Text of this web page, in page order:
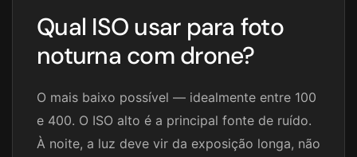
Qual ISO usar para foto
noturna com drone?
O mais baixo possível — idealmente entre 100
e 400. O ISO alto é a principal fonte de ruído.
À noite, a luz deve vir da exposição longa, não